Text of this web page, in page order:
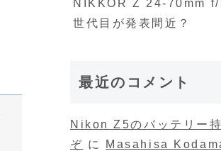
NIKKOR Z 24-70mm
世代目が発表間近？
最近のコメント
Nikon Z5のバッテリー
ぞ に Masahisa